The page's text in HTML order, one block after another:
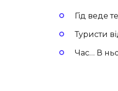
Гід веде
Туристи
Час… В